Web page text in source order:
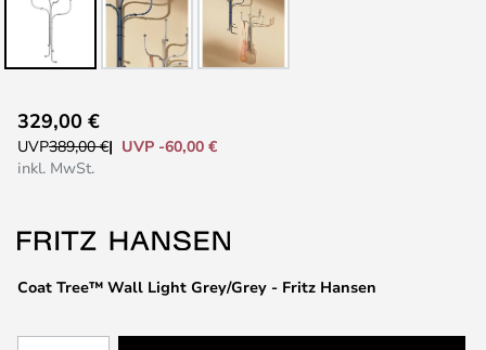
Anfang
der
Coat Tree™ Wall Light Grey/Grey - Fritz Hansen
329,00 €
UVP389,00 €
UVP -60,00 €
inkl. MwSt.